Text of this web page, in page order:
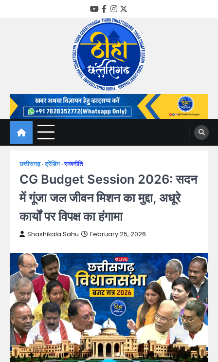
YouTube
Facebook
Instagram
Twitter
Thiha Chhattisgarh
गोठ जन-जन के
छत्तीसगढ़ ट्रेंडिंग राजनीति
CG Budget Session 2026: सदन
में गूंजा जल जीवन मिशन का मुद्दा, अधूरे
कार्यों पर विपक्ष का हंगामा
Shashikala Sahu February 25, 2026